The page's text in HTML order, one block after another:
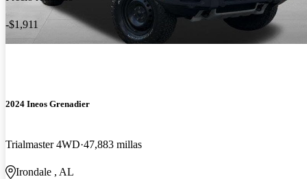
-$1,911
2024 Ineos Grenadier
Trialmaster 4WD 47,883 millas
Irondale , AL